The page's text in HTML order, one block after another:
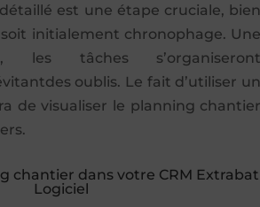
est une étape cruciale,
initialement chronophage.
tâches
oublis. Le fait d’utiliser
de visualiser le planning
chantier dans votre CRM Extrabat
Logiciel